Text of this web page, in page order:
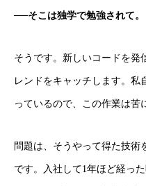
──そこは独学で勉強されて。
そうです。新しいコードを発
レンドをキャッチします。私
っているので、この作業は苦
問題は、そうやって得た技術
です。入社して1年ほど経っ